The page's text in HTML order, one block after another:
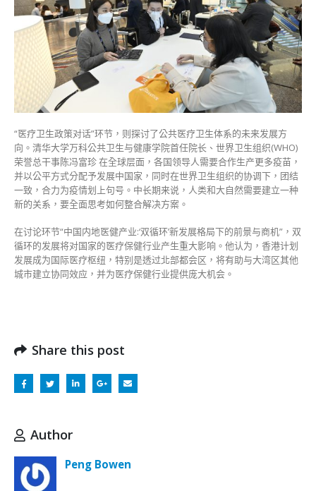
“医疗卫生政策对话”环节，则探讨了公共医疗卫生体系的未来发展方
向。清华大学万科公共卫生与健康学院首任院长、世界卫生组织(WHO)
荣誉总干事陈冯富珍 在全球层面，各国领导人需要合作生产更多疫苗，
并以公平方式分配予发展中国家，同时在世界卫生组织的协调下，团结
一致，合力为疫情划上句号。中长期来说，人类和大自然需要建立一种
新的关系，要全面思考如何整合解决方案。
在讨论环节“中国内地医健产业:‘双循环’新发展格局下的前景与商机”，双
循环的发展将对国家的医疗保健行业产生重大影响。他认为，香港计划
发展成为国际医疗枢纽，特别是透过北部都会区，将有助与大湾区其他
城市建立协同效应，并为医疗保健行业提供庞大机会。
Share this post
Author
Peng Bowen